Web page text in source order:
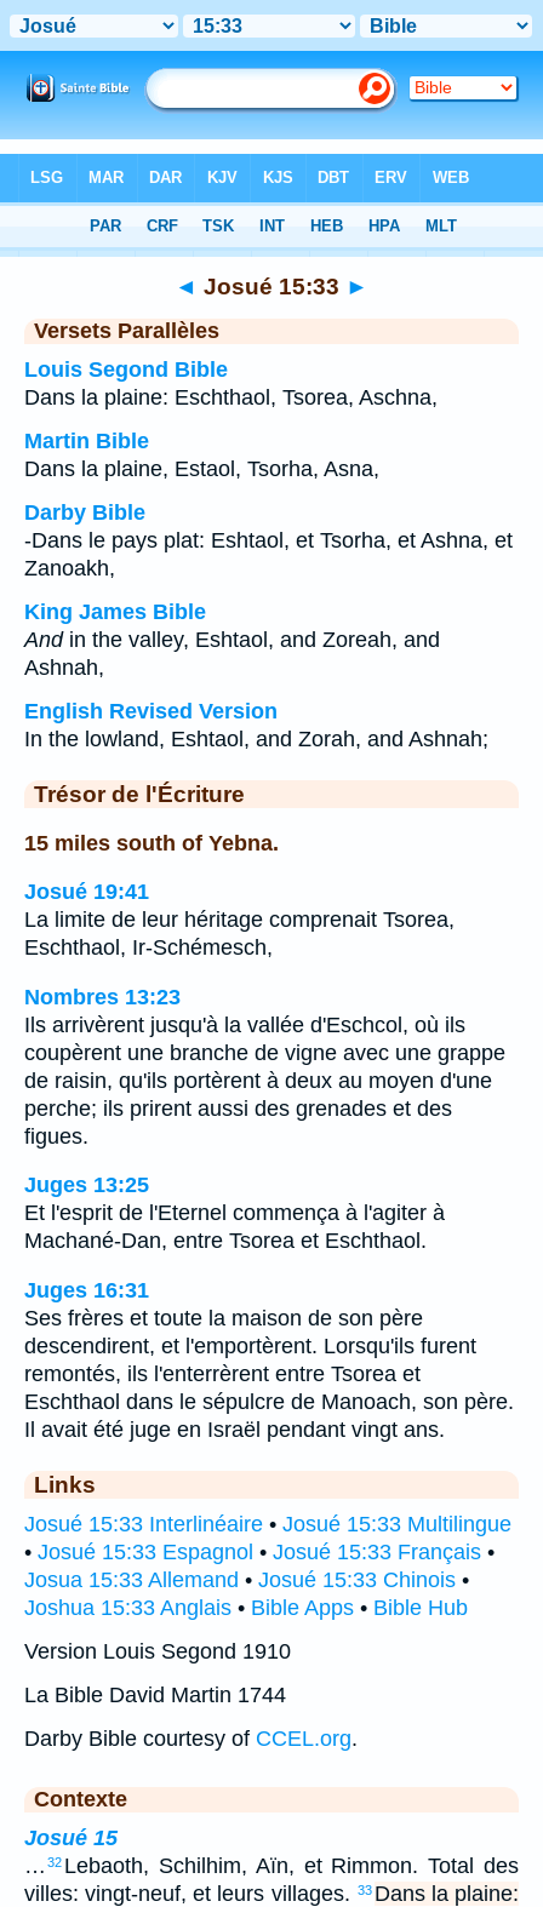
Chapitre 15> Verset 33
◄ Josué 15:33 ►
Versets Parallèles
Louis Segond Bible
Dans la plaine: Eschthaol, Tsorea, Aschna,
Martin Bible
Dans la plaine, Estaol, Tsorha, Asna,
Darby Bible
-Dans le pays plat: Eshtaol, et Tsorha, et Ashna, et
Zanoakh,
King James Bible
Andin the valley, Eshtaol, and Zoreah, and
Ashnah,
English Revised Version
In the lowland, Eshtaol, and Zorah, and Ashnah;
Trésor de l'Écriture
15 miles south of Yebna.
Josué 19:41
La limite de leur héritage comprenait Tsorea,
Eschthaol, Ir-Schémesch,
Nombres 13:23
Ils arrivèrent jusqu'à la vallée d'Eschcol, où ils
coupèrent une branche de vigne avec une grappe
de raisin, qu'ils portèrent à deux au moyen d'une
perche; ils prirent aussi des grenades et des
figues.
Juges 13:25
Et l'esprit de l'Eternel commença à l'agiter à
Machané-Dan, entre Tsorea et Eschthaol.
Juges 16:31
Ses frères et toute la maison de son père
descendirent, et l'emportèrent. Lorsqu'ils furent
remontés, ils l'enterrèrent entre Tsorea et
Eschthaol dans le sépulcre de Manoach, son père.
Il avait été juge en Israël pendant vingt ans.
Links
Josué 15:33 Interlinéaire • Josué 15:33 Multilingue
• Josué 15:33 Espagnol • Josué 15:33 Français •
Josua 15:33 Allemand • Josué 15:33 Chinois •
Joshua 15:33 Anglais • Bible Apps • Bible Hub
Version Louis Segond 1910
La Bible David Martin 1744
Darby Bible courtesy of CCEL.org.
Contexte
Josué 15
… 32 Lebaoth, Schilhim, Aïn, et Rimmon. Total des
villes: vingt-neuf, et leurs villages. 33 Dans la plaine: